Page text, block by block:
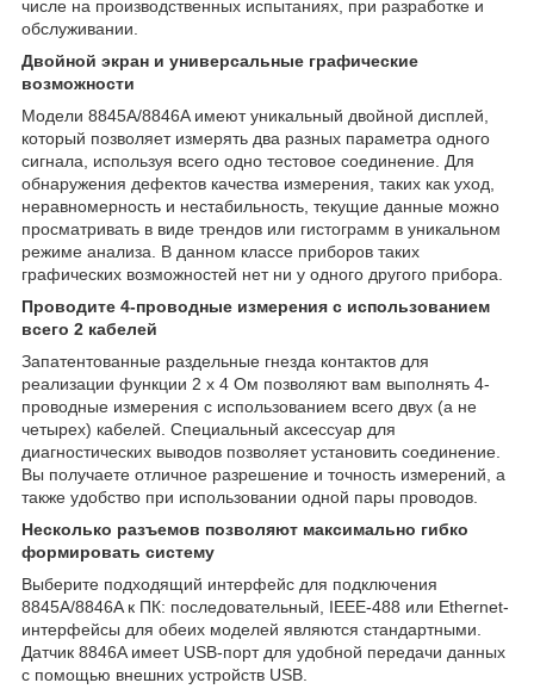
числе на производственных испытаниях, при разработке и
обслуживании.
Двойной экран и универсальные графические
возможности
Модели 8845A/8846A имеют уникальный двойной дисплей,
который позволяет измерять два разных параметра одного
сигнала, используя всего одно тестовое соединение. Для
обнаружения дефектов качества измерения, таких как уход,
неравномерность и нестабильность, текущие данные можно
просматривать в виде трендов или гистограмм в уникальном
режиме анализа. В данном классе приборов таких
графических возможностей нет ни у одного другого прибора.
Проводите 4-проводные измерения с использованием
всего 2 кабелей
Запатентованные раздельные гнезда контактов для
реализации функции 2 х 4 Ом позволяют вам выполнять 4-
проводные измерения с использованием всего двух (а не
четырех) кабелей. Специальный аксессуар для
диагностических выводов позволяет установить соединение.
Вы получаете отличное разрешение и точность измерений, а
также удобство при использовании одной пары проводов.
Несколько разъемов позволяют максимально гибко
формировать систему
Выберите подходящий интерфейс для подключения
8845A/8846A к ПК: последовательный, IEEE-488 или Ethernet-
интерфейсы для обеих моделей являются стандартными.
Датчик 8846A имеет USB-порт для удобной передачи данных
с помощью внешних устройств USB.